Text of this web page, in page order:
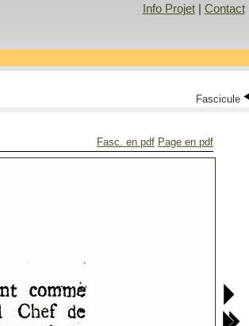
Info Projet| Contact|
Fascicule
Fasc. en pdf Page en pdf